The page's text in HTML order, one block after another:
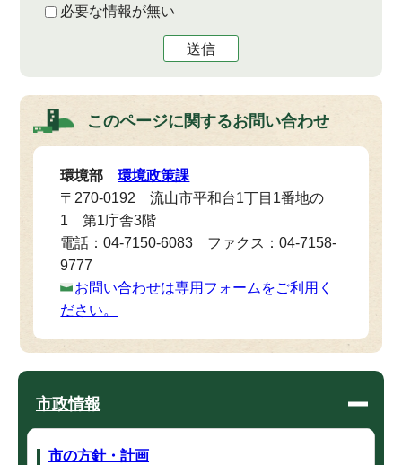
必要な情報が無い
送信
このページに関するお問い合わせ
環境部環境政策課
〒270-0192 流山市平和台1丁目1番地の
1 第1庁舎3階
電話：04-7150-6083 ファクス：04-7158-
9777
お問い合わせは専用フォームをご利用く
ださい。
市政情報
市の方針・計画